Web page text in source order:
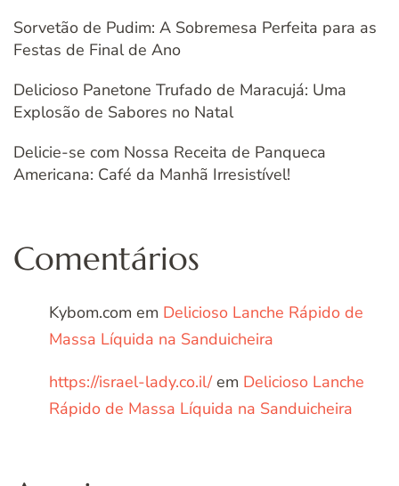
Sorvetão de Pudim: A Sobremesa Perfeita para as
Festas de Final de Ano
Delicioso Panetone Trufado de Maracujá: Uma
Explosão de Sabores no Natal
Delicie-se com Nossa Receita de Panqueca
Americana: Café da Manhã Irresistível!
Comentários
Kybom.com em Delicioso Lanche Rápido de
Massa Líquida na Sanduicheira
https://israel-lady.co.il/em Delicioso Lanche
Rápido de Massa Líquida na Sanduicheira